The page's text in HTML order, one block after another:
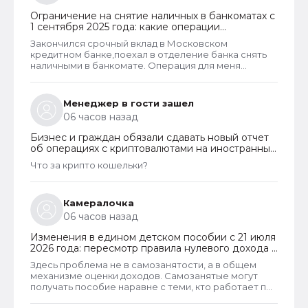
Ограничение на снятие наличных в банкоматах с
1 сентября 2025 года: какие операции
заблокируют и как отменить запрет
Закончился срочный вклад в Московском
кредитном банке,поехал в отделение банка снять
наличными в банкомате. Операция для меня
ликвидировали.
Менеджер в гости зашел
06 часов назад
Бизнес и граждан обязали сдавать новый отчет
об операциях с криптовалютами на иностранных
платформах
Что за крипто кошельки?
Камералочка
06 часов назад
Изменения в едином детском пособии с 21 июля
2026 года: пересмотр правила нулевого дохода и
новый порядок оформления пособий по месту
пребывания
Здесь проблема не в самозанятости, а в общем
механизме оценки доходов. Самозанятые могут
получать пособие наравне с теми, кто работает по